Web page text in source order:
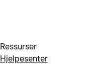
Ressurser
Hjelpesenter